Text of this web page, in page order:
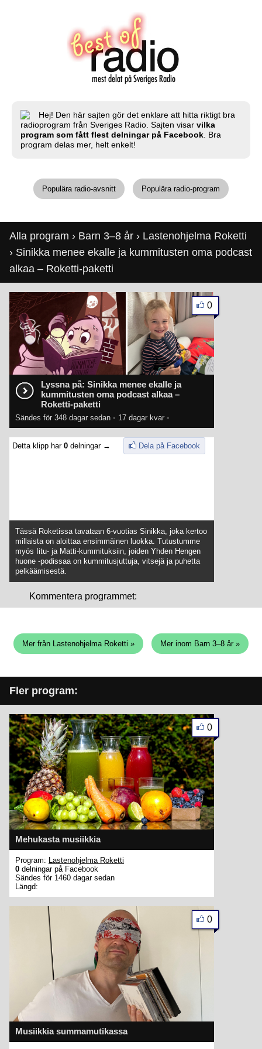
Hej! Den här sajten gör det enklare att hitta riktigt bra
radioprogram från Sveriges Radio. Sajten visar vilka
program som fått flest delningar på Facebook . Bra
program delas mer, helt enkelt!
Populära radio-avsnitt Populära radio-program
Alla program › Barn 3–8 år › Lastenohjelma Roketti
› Sinikka menee ekalle ja kummitusten oma podcast
alkaa – Roketti-paketti
Lyssna på: Sinikka menee ekalle ja
kummitusten oma podcast alkaa –
Roketti-paketti
Sändes för 348 dagar sedan • 17 dagar kvar •
0
Detta klipp har 0 delningar → Dela på Facebook
Tässä Roketissa tavataan 6-vuotias Sinikka, joka kertoo
millaista on aloittaa ensimmäinen luokka. Tutustumme
myös Iitu- ja Matti-kummituksiin, joiden Yhden Hengen
huone -podissaa on kummitusjuttuja, vitsejä ja puhetta
pelkäämisestä.
Kommentera programmet:
Mer från Lastenohjelma Roketti » Mer inom Barn 3–8 år »
Fler program:
Mehukasta musiikkia
0
Program: Lastenohjelma Roketti
0 delningar på Facebook
Sändes för 1460 dagar sedan
Längd:
Musiikkia summamutikassa
0